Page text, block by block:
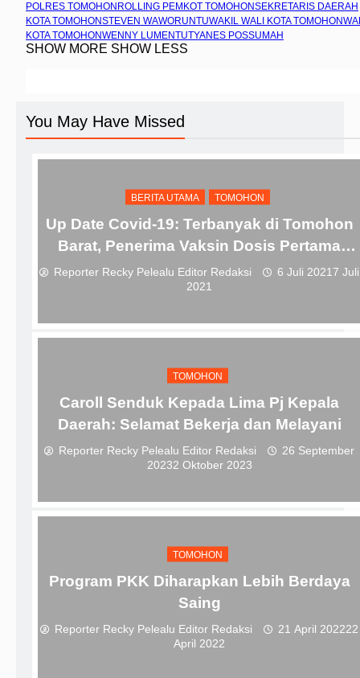
POLRES TOMOHON ROLLING PEMKOT TOMOHONSEKRETARIS DAERAH
KOTA TOMOHONSTEVEN WAWORUNTUWAKIL WALI KOTA TOMOHON
KOTA TOMOHONWENNY LUMENTUTYANES POSSUMAH
SHOW MORE SHOW LESS
You May Have Missed
BERITA UTAMA TOMOHON
Up Date Covid-19: Terbanyak di Tomohon
Barat, Penerima Vaksin Dosis Pertama
Hampir 50 Persen
Reporter Recky Pelealu Editor Redaksi 6 Juli 2021 7 Juli
2021
TOMOHON
Caroll Senduk Kepada Lima Pj Kepala
Daerah: Selamat Bekerja dan Melayani
Reporter Recky Pelealu Editor Redaksi
26 September
20232 Oktober 2023
TOMOHON
Program PKK Diharapkan Lebih Berdaya
Saing
Reporter Recky Pelealu Editor Redaksi 21 April 202222
April 2022